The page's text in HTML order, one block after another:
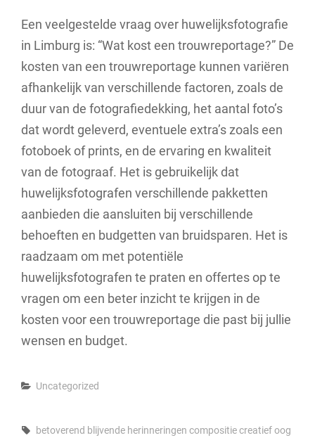
Een veelgestelde vraag over huwelijksfotografie
in Limburg is: “Wat kost een trouwreportage?” De
kosten van een trouwreportage kunnen variëren
afhankelijk van verschillende factoren, zoals de
duur van de fotografiedekking, het aantal foto’s
dat wordt geleverd, eventuele extra’s zoals een
fotoboek of prints, en de ervaring en kwaliteit
van de fotograaf. Het is gebruikelijk dat
huwelijksfotografen verschillende pakketten
aanbieden die aansluiten bij verschillende
behoeften en budgetten van bruidsparen. Het is
raadzaam om met potentiële
huwelijksfotografen te praten en offertes op te
vragen om een beter inzicht te krijgen in de
kosten voor een trouwreportage die past bij jullie
wensen en budget.
Categories
Uncategorized
Tags,
betoverend blijvende herinneringen compositiecreatief oog